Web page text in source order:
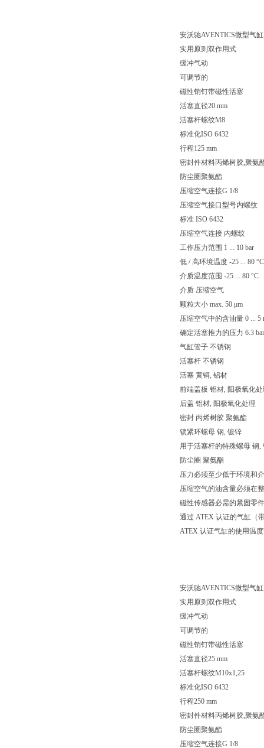
安沃驰AVENTICS微型气
实用原则双作用式
缓冲气动
可调节的
磁性销钉带磁性活塞
活塞直径20 mm
活塞杆螺纹M8
标准化ISO 6432
行程125 mm
密封件材料丙烯树胶,聚氨
防尘圈聚氨酯
压缩空气连接G 1/8
压缩空气接口型号内螺纹
标准 ISO 6432
压缩空气连接 内螺纹
工作压力范围 1 ... 10 bar
低 / 高环境温度 -25 ... 80 °C
介质温度范围 -25 ... 80 °C
介质 压缩空气
颗粒大小 max. 50 μm
压缩空气中的含油量 0 ... 5
确定活塞推力的压力 6.3 bar
气缸管子 不锈钢
活塞杆 不锈钢
活塞 黄铜, 铝材
前端盖板 铝材, 阳极氧化
后盖 铝材, 阳极氧化处理
密封 丙烯树胶 聚氨酯
锁紧环螺母 钢, 镀锌
用于活塞杆的特殊螺母 钢,
防尘圈 聚氨酯
压力必须至少低于环境和
压缩空气的油含量必须在
磁性传感器必需的紧固零件
通过 ATEX 认证的气缸（
ATEX 认证气缸的使用温度
安沃驰AVENTICS微型气
实用原则双作用式
缓冲气动
可调节的
磁性销钉带磁性活塞
活塞直径25 mm
活塞杆螺纹M10x1,25
标准化ISO 6432
行程250 mm
密封件材料丙烯树胶,聚氨
防尘圈聚氨酯
压缩空气连接G 1/8